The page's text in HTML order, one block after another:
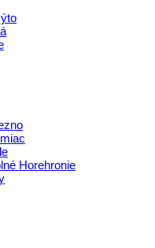
Horehronie